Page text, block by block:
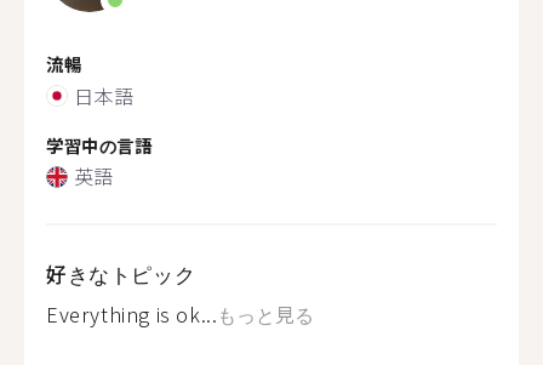
流暢
日本語
学習中の言語
英語
好きなトピック
Everything is ok...もっと見る